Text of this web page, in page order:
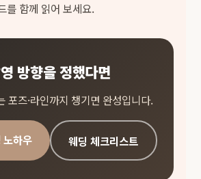
를 함께 읽어 보세요.
방향을 정했다면
포즈·라인까지 챙기면 완성입니다.
노하우 웨딩 체크리스트